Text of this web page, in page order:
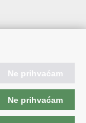
Ne prihvaćam
Ne prihvaćam